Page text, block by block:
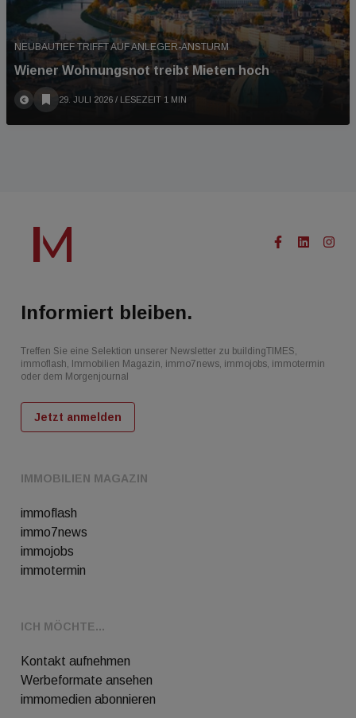
NEUBAUTIEF TRIFFT AUF ANLEGER-ANSTURM
Wiener Wohnungsnot treibt Mieten hoch
29. JULI 2026 / LESEZEIT 1 MIN
IMMOBILIEN MAGAZIN
immoflash
immo7news
immojobs
immotermin
ICH MÖCHTE...
Kontakt aufnehmen
Werbeformate ansehen
immomedien abonnieren
Informiert bleiben.
Treffen Sie eine Selektion unserer Newsletter zu buildingTIMES,
immoflash, Immobilien Magazin, immo7news, immojobs, immotermin
oder dem Morgenjournal
Jetzt anmelden